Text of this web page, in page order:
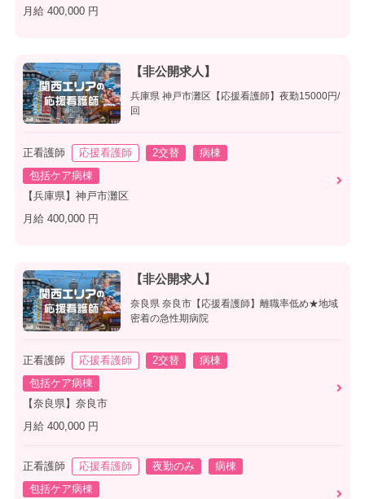
月給 400,000 円
【非公開求人】
兵庫県 神戸市灘区【応援看護師】夜勤15000円/
回
正看護師 応援看護師 2交替
病棟
包括ケア病棟
【兵庫県】神戸市灘区
月給 400,000 円
【非公開求人】
奈良県 奈良市【応援看護師】離職率低め★地域
密着の急性期病院
正看護師 応援看護師 2交替
病棟
包括ケア病棟
【奈良県】奈良市
月給 400,000 円
正看護師 応援看護師 夜勤のみ
病棟
包括ケア病棟